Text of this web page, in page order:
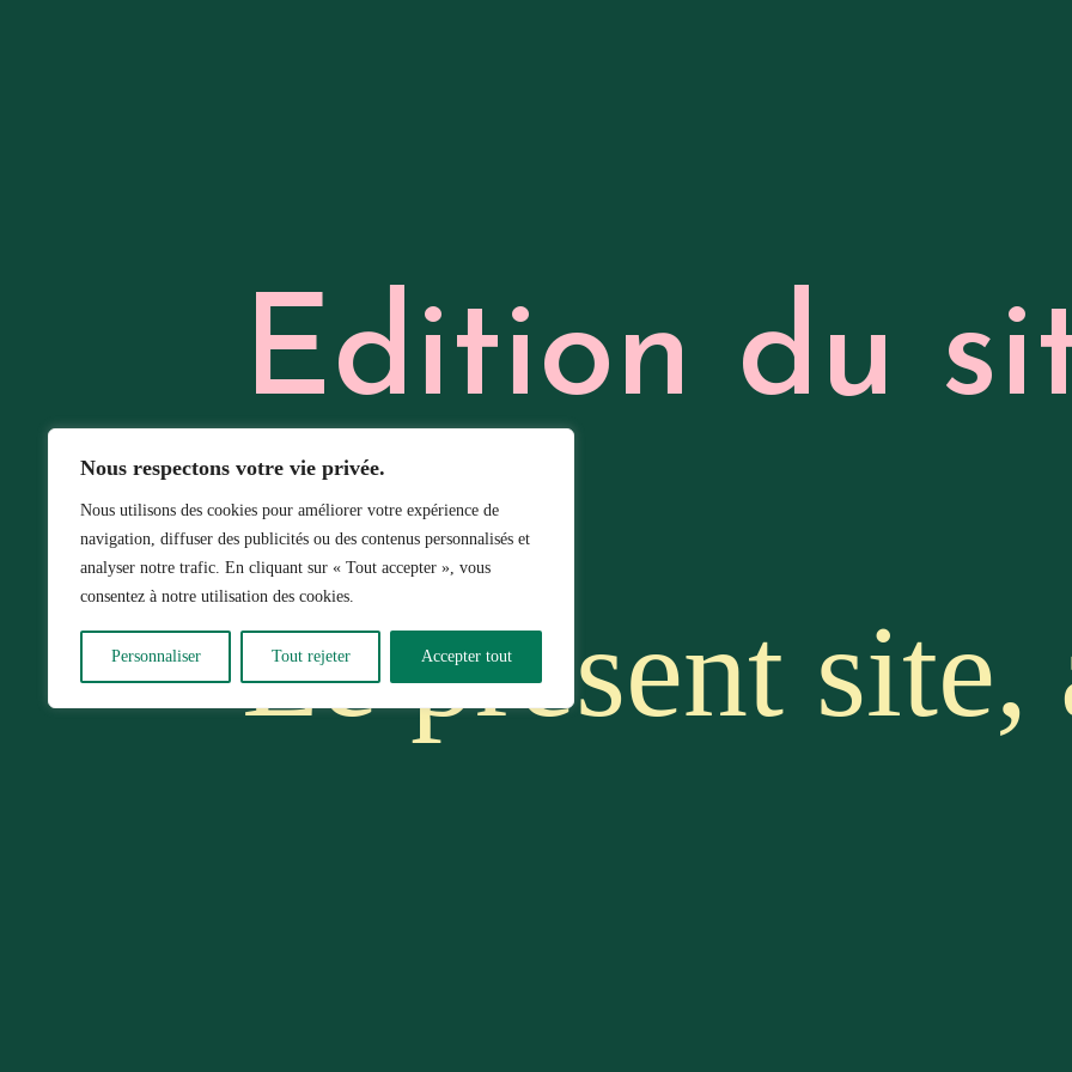
Nous respectons votre vie privée.
Nous utilisons des cookies pour améliorer votre expérience de
navigation, diffuser des publicités ou des contenus personnalisés et
analyser notre trafic. En cliquant sur « Tout accepter », vous
consentez à notre utilisation des cookies.
Personnaliser Tout rejeter Accepter tout
Edition du
Le présent site,